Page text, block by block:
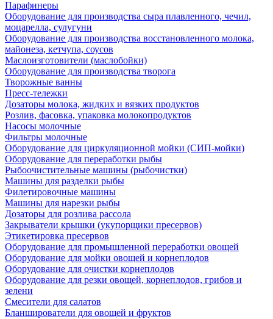
Парафинеры
Оборудование для производства сыра плавленного, чечил,
моцарелла, сулугуни
Оборудование для производства восстановленного молока,
майонеза, кетчупа, соусов
Маслоизготовители (маслобойки)
Оборудование для производства творога
Творожные ванны
Пресс-тележки
Дозаторы молока, жидких и вязких продуктов
Розлив, фасовка, упаковка молокопродуктов
Насосы молочные
Фильтры молочные
Оборудование для циркуляционной мойки (СИП-мойки)
Оборудование для переработки рыбы
Рыбоочистительные машины (рыбочистки)
Машины для разделки рыбы
Филетировочные машины
Машины для нарезки рыбы
Дозаторы для розлива рассола
Закрыватели крышки (укупорщики пресервов)
Этикетировка пресервов
Оборудование для промышленной переработки овощей
Оборудование для мойки овощей и корнеплодов
Оборудование для очистки корнеплодов
Оборудование для резки овощей, корнеплодов, грибов и
зелени
Смесители для салатов
Бланширователи для овощей и фруктов